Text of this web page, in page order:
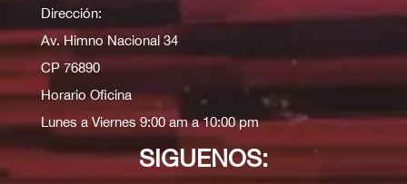
Dirección:
Av. Himno Nacional 34
CP 76890
Horario Oficina
Lunes a Viernes 9:00 am a 10:00 pm
SIGUENOS: